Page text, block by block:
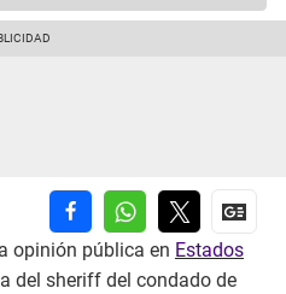
opinión pública en Estados
del sheriff del condado de